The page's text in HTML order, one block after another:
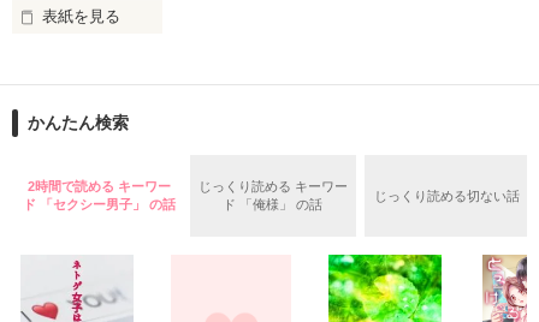
両親から虐待を受け感情を知らない女の子と
泣き方も、笑い方も、助けの求め方も、何も知らなかった。
表紙を見る
きになっちゃうんだって』
かんたん検索
2時間で読める キーワー
ド 「セクシー男子」 の話
じっくり読める キーワー
ド 「俺様」 の話
じっくり読める切ない話